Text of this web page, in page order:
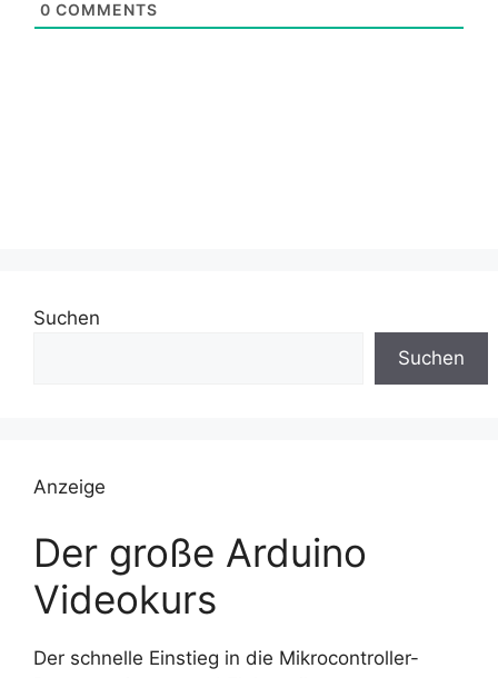
0 COMMENTS
Suchen
Suchen
Anzeige
Der große Arduino
Videokurs
Der schnelle Einstieg in die Mikrocontroller-